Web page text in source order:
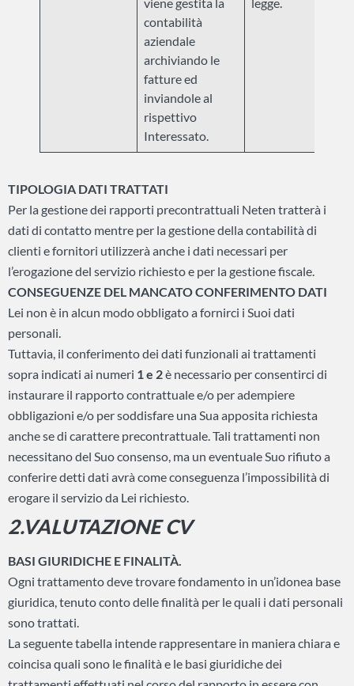
contabilità
aziendale
archiviando le
fatture ed
inviandole al
rispettivo
Interessato.
TIPOLOGIA DATI TRATTATI
Per la gestione dei rapporti precontrattuali Neten tratterà i
dati di contatto mentre per la gestione della contabilità di
clienti e fornitori utilizzerà anche i dati necessari per
l’erogazione del servizio richiesto e per la gestione fiscale.
CONSEGUENZE DEL MANCATO CONFERIMENTO DATI
Lei non è in alcun modo obbligato a fornirci i Suoi dati
personali.
Tuttavia, il conferimento dei dati funzionali ai trattamenti
sopra indicati ai numeri 1 e 2è necessario per consentirci di
instaurare il rapporto contrattuale e/o per adempiere
obbligazioni e/o per soddisfare una Sua apposita richiesta
anche se di carattere precontrattuale. Tali trattamenti non
necessitano del Suo consenso, ma un eventuale Suo rifiuto a
conferire detti dati avrà come conseguenza l’impossibilità di
erogare il servizio da Lei richiesto.
2.VALUTAZIONE CV
BASI GIURIDICHE E FINALITÀ.
Ogni trattamento deve trovare fondamento in un’idonea base
giuridica, tenuto conto delle finalità per le quali i dati personali
sono trattati.
La seguente tabella intende rappresentare in maniera chiara e
coincisa quali sono le finalità e le basi giuridiche dei